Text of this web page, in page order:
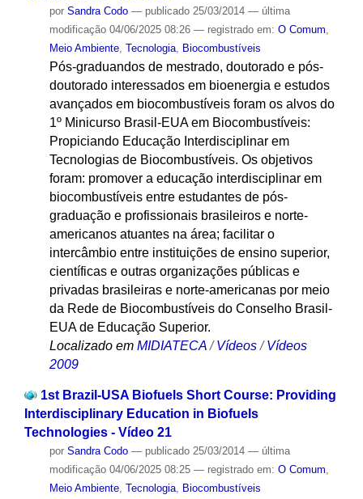
por Sandra Codo — publicado25/03/2014 — última
modificação04/06/2025 08:26 — registrado em: O Comum
Meio Ambiente, Tecnologia, Biocombustíveis
Pós-graduandos de mestrado, doutorado e pós-
doutorado interessados em bioenergia e estudos
avançados em biocombustíveis foram os alvos do
1º Minicurso Brasil-EUA em Biocombustíveis:
Propiciando Educação Interdisciplinar em
Tecnologias de Biocombustíveis. Os objetivos
foram: promover a educação interdisciplinar em
biocombustíveis entre estudantes de pós-
graduação e profissionais brasileiros e norte-
americanos atuantes na área; facilitar o
intercâmbio entre instituições de ensino superior,
científicas e outras organizações públicas e
privadas brasileiras e norte-americanas por meio
da Rede de Biocombustíveis do Conselho Brasil-
EUA de Educação Superior.
Localizado em MIDIATECA /Vídeos /Vídeos
2009
1st Brazil-USA Biofuels Short Course: Providing
Interdisciplinary Education in Biofuels
Technologies - Vídeo 21
por Sandra Codo — publicado25/03/2014 — última
modificação04/06/2025 08:25 — registrado em: O Comum,
Meio Ambiente, Tecnologia, Biocombustíveis